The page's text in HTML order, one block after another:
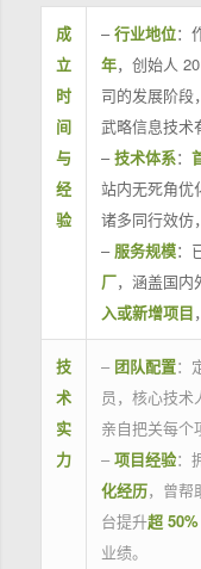
成
立
时
间
与
经
验
–行业地位：
年，创始人
司的发展阶段
武略信息技术
–技术体系：
站内无死角优
诸多同行效仿
– 服务规模：
厂，涵盖国内
入或新增项目，
技
术
实
力
– 团队配置：
员，核心技术
亲自把关每个
– 项目经验：
化经历，曾帮
台提升超 50%
业绩。